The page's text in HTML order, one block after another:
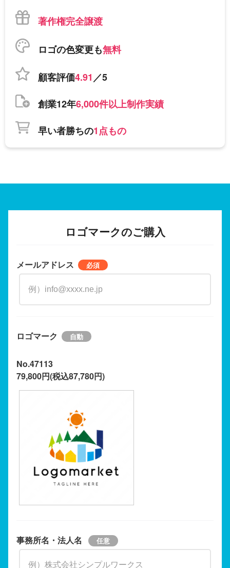
著作権完全譲渡
ロゴの色変更も無料
顧客評価4.91／5
創業12年6,000件以上制作実績
早い者勝ちの1点もの
ロゴマークのご購入
メールアドレス
ロゴマーク
No.47113
79,800円(税込87,780円)
事務所名・法人名